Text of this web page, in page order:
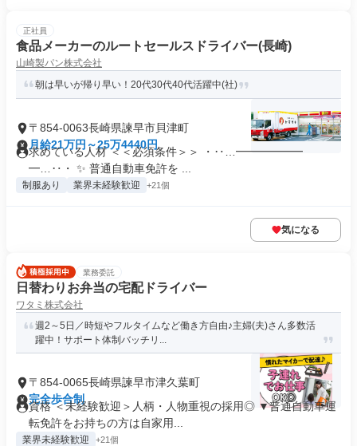
正社員
食品メーカーのルートセールスドライバー(長崎)
山崎製パン株式会社
朝は早いが帰り早い！20代30代40代活躍中(社)
〒854-0063長崎県諫早市貝津町
月給21万円～25万4440円
求めている人材 ＜＜必須条件＞＞ ・‥…━━━━━━
━…‥・ ✨ 普通自動車免許を ...
制服あり 業界未経験歓迎 +21個
気になる
業務委託
日替わりお弁当の宅配ドライバー
ワタミ株式会社
週2～5日／時短やフルタイムなど働き方自由♪主婦(夫)さん多数活
躍中！サポート体制バッチリ...
〒854-0065長崎県諫早市津久葉町
完全歩合制
資格 ＜未経験歓迎＞人柄・人物重視の採用◎ ▼普通自動車運
転免許をお持ちの方は自家用...
業界未経験歓迎 +21個